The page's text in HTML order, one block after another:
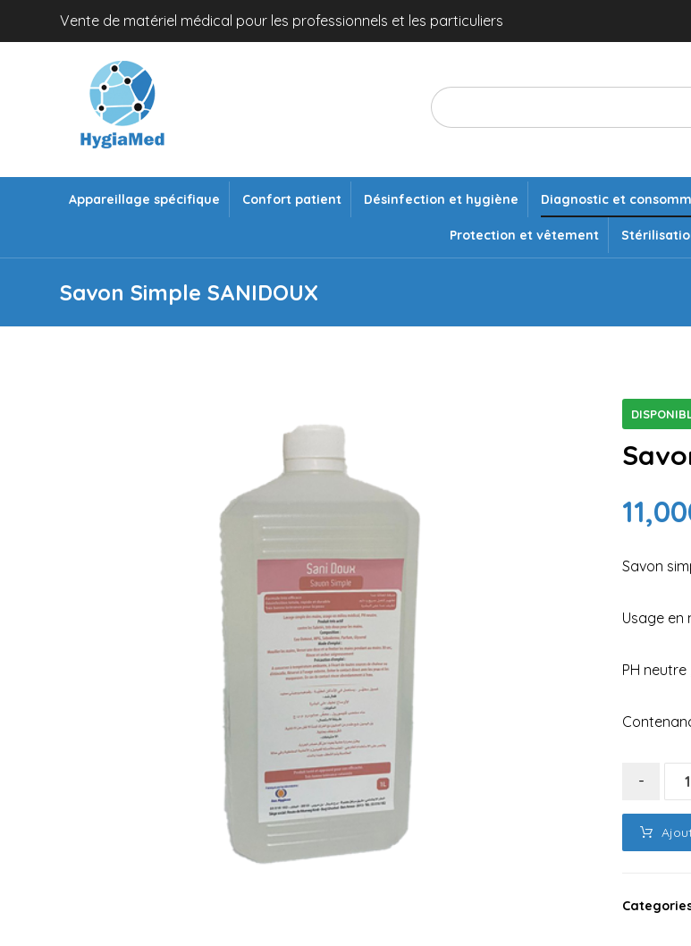
Vente de matériel médical pour les professionnels et les particuliers
Appareillage spécifique Confort patient Désinfection et hygiène Diagnostic et
Protection et vêtement
Savon Simple SANIDOUX
Savon
Usage en
PH
-